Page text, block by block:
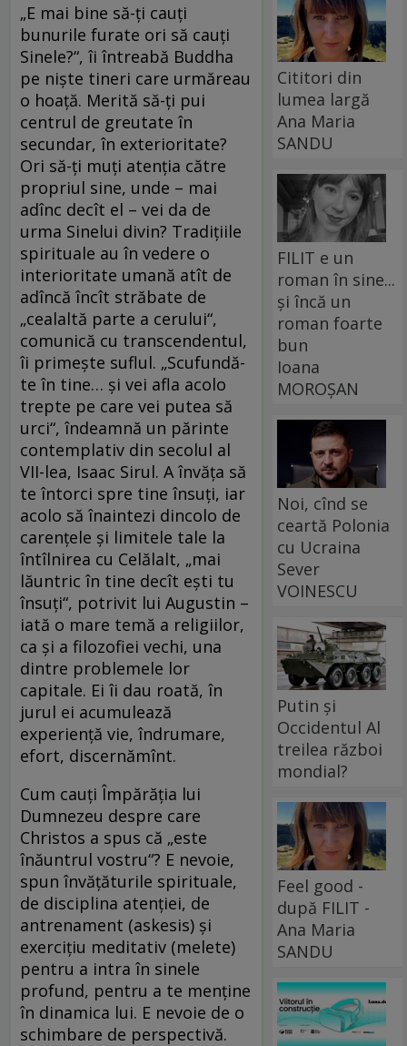
„E mai bine să-ţi cauţi
bunurile furate ori să cauţi
Sinele?“, îi întreabă Buddha
pe nişte tineri care urmăreau
o hoaţă. Merită să-ţi pui
centrul de greutate în
secundar, în exterioritate?
Ori să-ţi muţi atenţia către
propriul sine, unde – mai
adînc decît el – vei da de
urma Sinelui divin? Tradiţiile
spirituale au în vedere o
interioritate umană atît de
adîncă încît străbate de
„cealaltă parte a cerului“,
comunică cu transcendentul,
îi primeşte suflul. „Scufundă-
te în tine… şi vei afla acolo
trepte pe care vei putea să
urci“, îndeamnă un părinte
contemplativ din secolul al
VII-lea, Isaac Sirul. A învăţa să
te întorci spre tine însuţi, iar
acolo să înaintezi dincolo de
carenţele şi limitele tale la
întîlnirea cu Celălalt, „mai
lăuntric în tine decît eşti tu
însuţi“, potrivit lui Augustin –
iată o mare temă a religiilor,
ca şi a filozofiei vechi, una
dintre problemele lor
capitale. Ei îi dau roată, în
jurul ei acumulează
experienţă vie, îndrumare,
efort, discernămînt.
Cum cauţi Împărăţia lui
Dumnezeu despre care
Christos a spus că „este
înăuntrul vostru“? E nevoie,
spun învăţăturile spirituale,
de disciplina atenţiei, de
antrenament (askesis) şi
exerciţiu meditativ (melete)
pentru a intra în sinele
profund, pentru a te menţine
în dinamica lui. E nevoie de o
schimbare de perspectivă.
Cititori din
lumea largă
Ana Maria
SANDU
FILIT e un
roman în sine...
și încă un
roman foarte
bun
Ioana
MOROȘAN
Noi, cînd se
ceartă Polonia
cu Ucraina
Sever
VOINESCU
Putin și
Occidentul Al
treilea război
mondial?
Feel good -
după FILIT -
Ana Maria
SANDU